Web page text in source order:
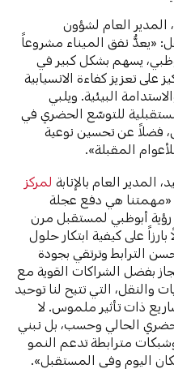
العام لشؤون
«يعدُّ نفق الميناء مشروعاً
يسهم بشكل كبير في
على تعزيز كفاءة الانسيابية
البيئية. ويلبي
للتوسّع الحضري في
فضلاً عن تحسين نوعية
المقبلة».
العام بالإنابةلمركز
هي دفع عجلة
أبوظبي لمستقبل مرن
على كيفية ابتكار حلول
الترابط وترتقي بجودة
بفضل الشراكات القوية مع
والنقل، التي تتيح لنا توحيد
ذات تأثير ملموس. لا
الحالي وحسب، بل نبني
مترابطة تدعم النمو
اليوم وفي المستقبل».